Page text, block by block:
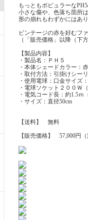
もっともポピュラーな
小さな傷や、色落ち箇所
形の崩れもわずかにはあ
ビンテージの赤を好むフ
（「販売価格」以降（下
【製品内容】
・製品名：ＰＨ５
・本体シェードカラー：
・取付方法：引掛けシー
・使用電球：口金サイズ
・電球ソケット２００Ｗ
・電気コード長：約1.5ｍ
・サイズ：直径50cm
【送料】 無料
【販売価格】 57,000円（